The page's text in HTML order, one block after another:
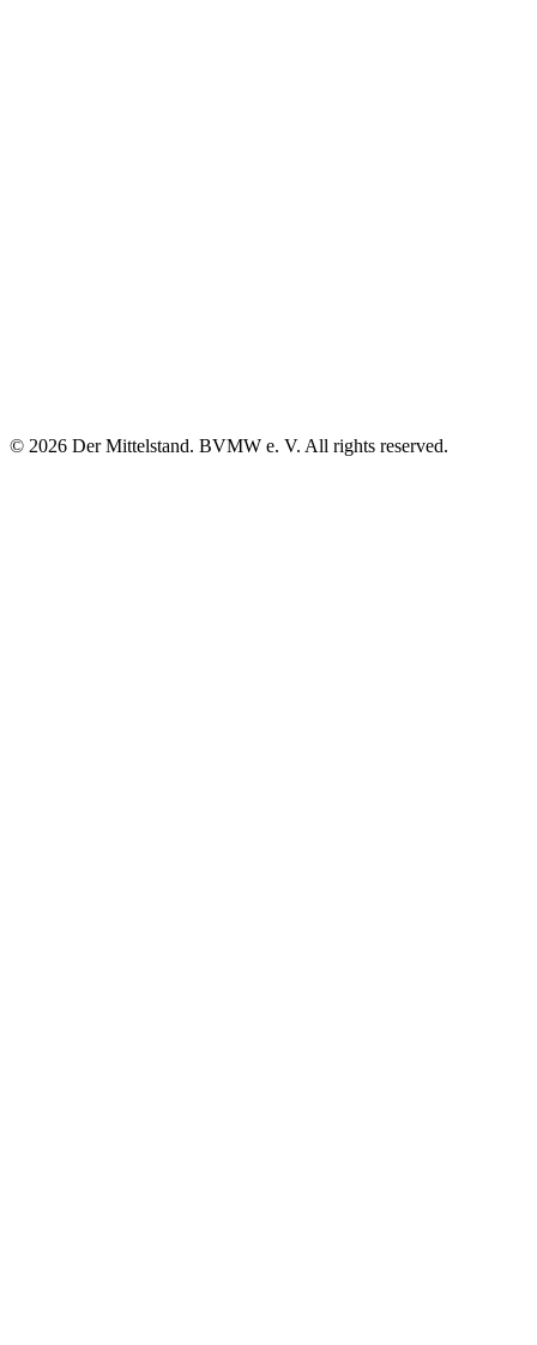
© 2026 Der Mittelstand. BVMW e. V. All rights reserved.